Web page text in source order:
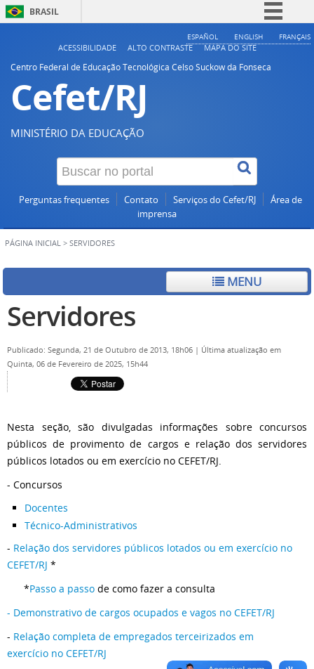
BRASIL
Simplifique!
ESPAÑOL ENGLISH FRANÇAIS
ACESSIBILIDADE ALTO CONTRASTE
MAPA DO SITE
Centro Federal de Educação Tecnológica Celso Suckow da Fonseca
Cefet/RJ
MINISTÉRIO DA EDUCAÇÃO
Perguntas frequentes Contato Serviços do Cefet/RJ
Área de
imprensa
PÁGINA INICIAL > SERVIDORES
MENU
Servidores
Publicado: Segunda, 21 de Outubro de 2013, 18h06 | Última atualização em
Quinta, 06 de Fevereiro de 2025, 15h44
Nesta seção, são divulgadas informações sobre concursos
públicos de provimento de cargos e relação dos servidores
públicos lotados ou em exercício no CEFET/RJ.
- Concursos
Docentes
Técnico-Administrativos
- Relação dos servidores públicos lotados ou em exercício no
CEFET/RJ *
*Passo a passo de como fazer a consulta
- Demonstrativo de cargos ocupados e vagos no CEFET/RJ
- Relação completa de empregados terceirizados em
exercício no CEFET/RJ